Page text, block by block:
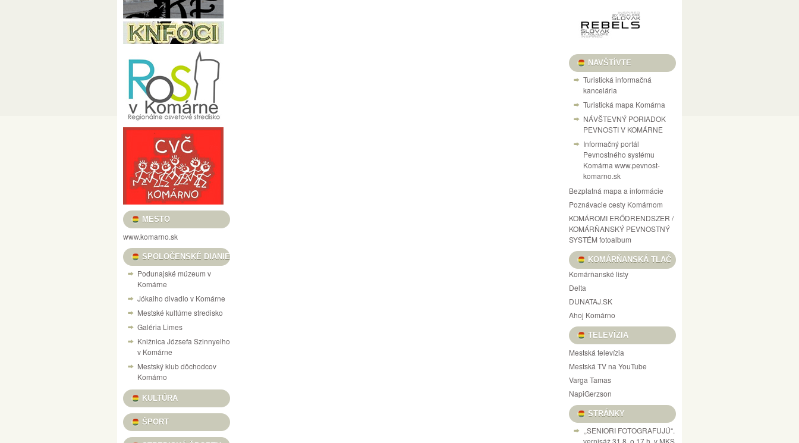
PRED MÉTOU / LÁSZLÓ POMOTHY / CÉLEGYENESBEN
FILMOVÝ KLUB VASMACSKA
USMIEVAVÉ VLČIE MAKY, VOŇAVÉ TULIPÁNY / MOSOLYGÓ MÁKVIRÁGOK, ILLATOS TULIPÁNOK
„REŤAZE MENTIEK, KTORÉ SPÁJAJÚ“ / „MENTELÁNC, AMI ÖSSZEKÖT”
HRADNÉ TRHOVISKO BOROSTYÁN FESZTIVÁL / FESTIVAL BOROSTYÁN
KULTÚRA PRE DETI
KOMÁRŇANSKÉ DNI – KOMÁROMI NAPOK 2024 PROGRAM
DUNA MENTI MÚZEUM BARÁTI KÖRE
VERNISÁŽ VÝSTAVY ALFOLDI RÓBERT „ANGYALOK ÉS RÓZSÁK“
NOČNÉ PRELIADKY PEVNOSŤOU – ÉJSZAKAI ERŐDTÚRÁK
MESTSKÉ KULTÚRNE STREDISKO
GALÉRIA LIMES KNIŽNICA JÓZSEFA SZINNYEIHO V KOMÁRNE
II. RAJZPÁLYÁZAT A SZLOVÁKIAI MAGYARNYELVU ÓVODÁK, ALAP ÉS KOZÉPISKOLÁK HÍREI ÉS EREDMÉNYEI
NÁVŠTEVNÝ PORIADOK PEVNOSTI V KOMÁRNE
VÝSTAVA „125 ROKOV VÝROBY LODÍ V KOMÁRNE“ – „A KOMÁROMI HAJÓGYÁRTÁS 125 ÉVE”
VILLA CAMARUM / ZICHY-PONT
PONUKA KULTÚRNYCH PROGRAMOV / KULTURÁLIS PROGRAMAJÁNLÓ – TÝŽDENNÝ / HETI
DOM MATICE SLOVENSKEJ / SLOVENSKÍ REBELI / DRAMAŤÁK / DIVADLO KOMORA
VÝSTAVA ŽELEZNIČNÝCH MODELOV
INFORMAČNÝ PORTÁL PEVNOSTNÉHO SYSTÉMU KOMÁRNA WWW.PEVNOST-KOMARNO.SK
MESTO
www.komarno.sk
SPOLOČENSKÉ DIANIE
Podunajské múzeum v
Komárne
Jókaiho divadlo v Komárne
Mestské kultúrne stredisko
Galéria Limes
Knižnica Józsefa Szinnyeiho
v Komárne
Mestský klub dôchodcov
Komárno
KULTÚRA
ŠPORT
NAVŠTÍVTE
Turistická informačná
kancelária
Turistická mapa Komárna
NÁVŠTEVNÝ PORIADOK
PEVNOSTI V KOMÁRNE
Informačný portál
Pevnostného systému
Komárna www.pevnost-
komarno.sk
Bezplatná mapa a informácie
Poznávacie cesty Komárnom
KOMÁROMI ERŐDRENDSZER /
KOMÁRŇANSKÝ PEVNOSTNÝ
SYSTÉM fotoalbum
KOMÁRŇANSKÁ TLAČ
Komárňanské listy
Delta
DUNATAJ.SK
Ahoj Komárno
TELEVÍZIA
Mestská televízia
Mestská TV na YouTube
Varga Tamas
NapiGerzson
STRÁNKY
,,SENIORI FOTOGRAFUJÚ“.
vernisáž 31.8. o 17.h. v MKS